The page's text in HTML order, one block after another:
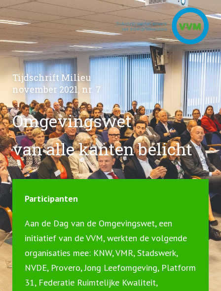
Tijdschrift Milieu
november 2021, nr. 7
Omgevingswet
van alle kanten belicht
Participanten
Aan de Dag van de Omgevingswet, een
initiatief van de VVM, werkten de volgende
organisaties mee: KNW, VMR, Stadswerk,
NVDE, Provero, Jong Leefomgeving, Platform
31, Federatie Ruimtelijke Kwaliteit,